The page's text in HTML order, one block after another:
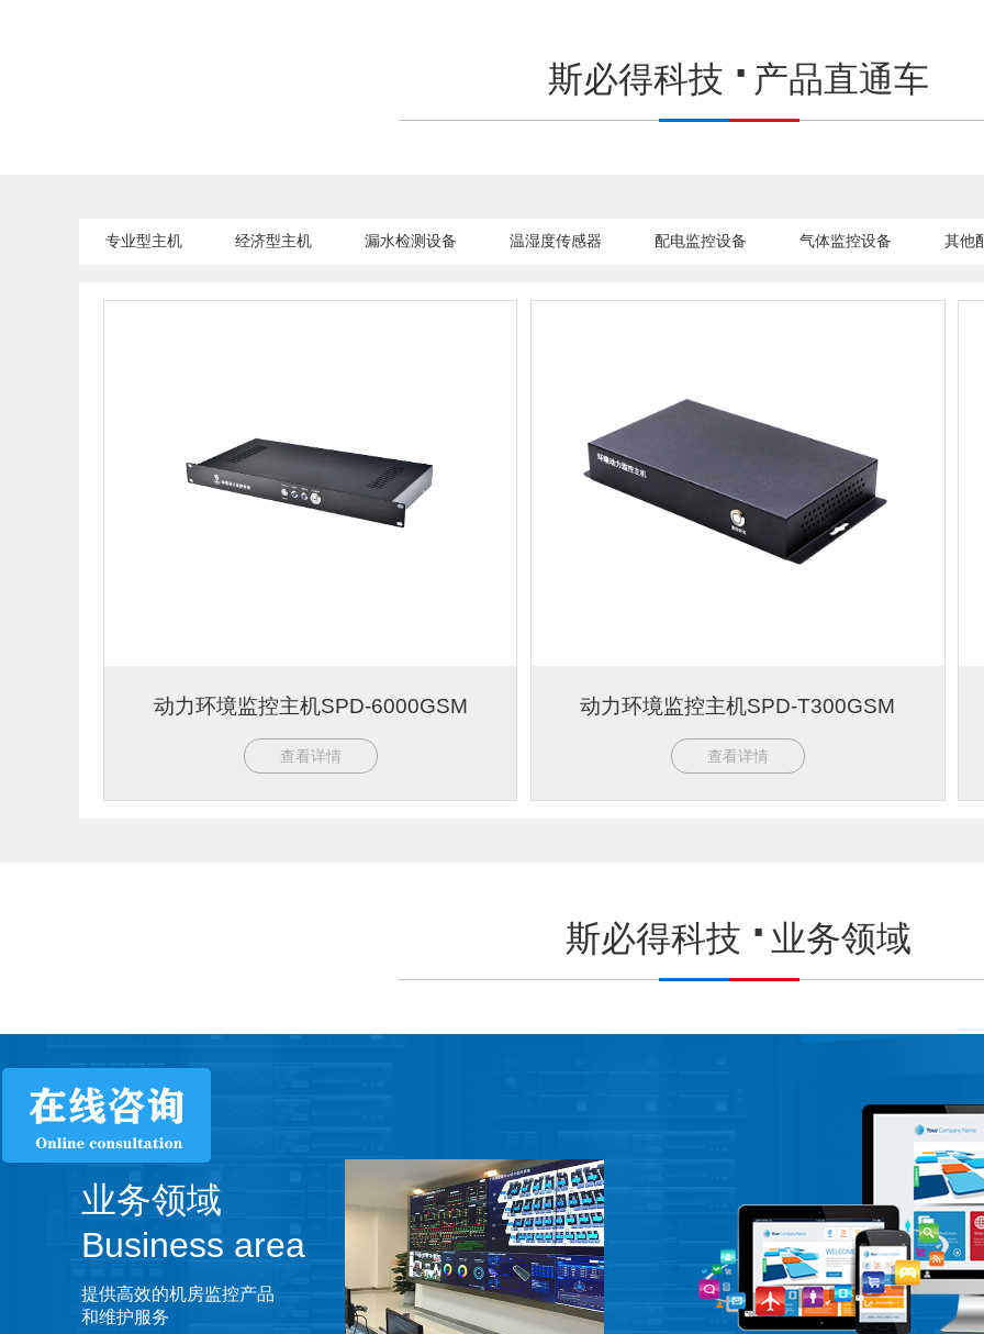
斯必得科技 产品直通车
专业型主机 经济型主机 漏水检测设备 温湿度传感器 配电监控设备 气体监控设备 其他
动力环境监控主机SPD-6000GSM
查看详情
动力环境监控主机SPD-T300GSM
查看详情
斯必得科技 业务领域
业务领域
Business area
提供高效的机房监控产品
和维护服务